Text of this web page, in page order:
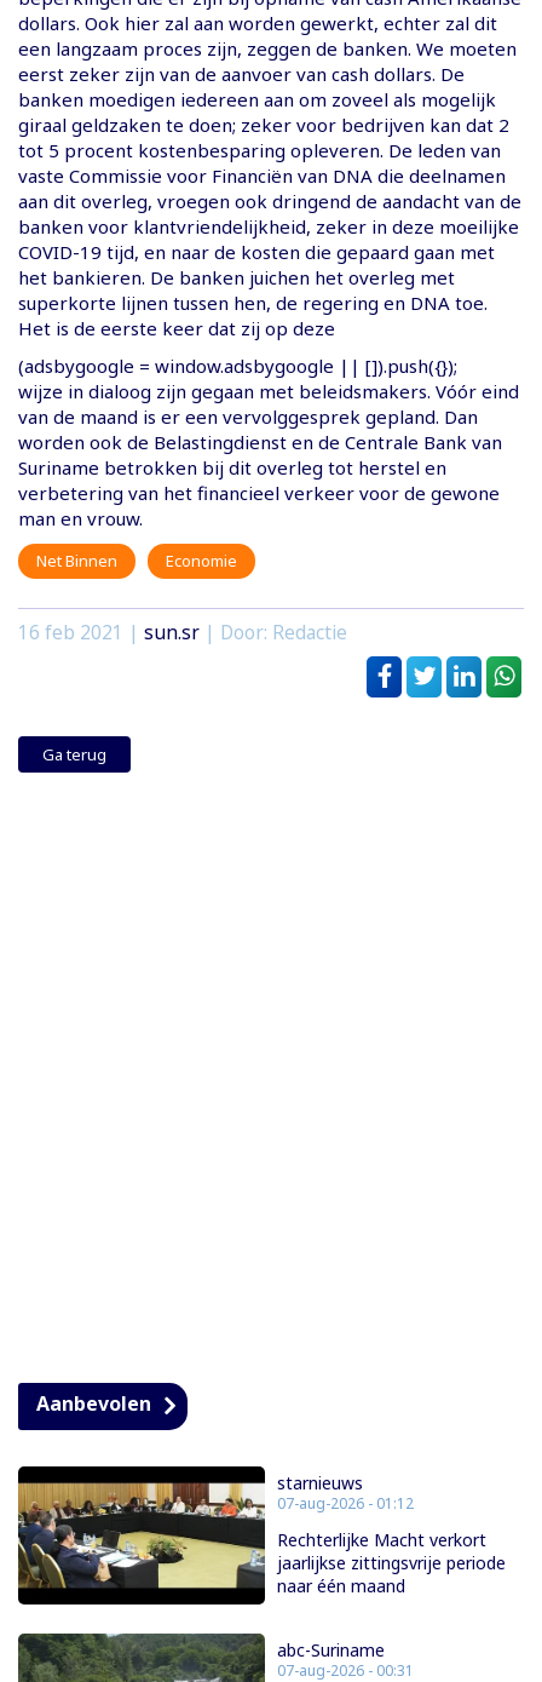
dollars. Ook hier zal aan worden gewerkt, echter zal dit
een langzaam proces zijn, zeggen de banken. We moeten
eerst zeker zijn van de aanvoer van cash dollars. De
banken moedigen iedereen aan om zoveel als mogelijk
giraal geldzaken te doen; zeker voor bedrijven kan dat 2
tot 5 procent kostenbesparing opleveren. De leden van
vaste Commissie voor Financiën van DNA die deelnamen
aan dit overleg, vroegen ook dringend de aandacht van de
banken voor klantvriendelijkheid, zeker in deze moeilijke
COVID-19 tijd, en naar de kosten die gepaard gaan met
het bankieren. De banken juichen het overleg met
superkorte lijnen tussen hen, de regering en DNA toe.
Het is de eerste keer dat zij op deze
(adsbygoogle = window.adsbygoogle || []).push({});
wijze in dialoog zijn gegaan met beleidsmakers. Vóór eind
van de maand is er een vervolggesprek gepland. Dan
worden ook de Belastingdienst en de Centrale Bank van
Suriname betrokken bij dit overleg tot herstel en
verbetering van het financieel verkeer voor de gewone
man en vrouw.
Net Binnen Economie
16 feb 2021 | sun.sr | Door: Redactie
Ga terug
Aanbevolen
starnieuws
07-aug-2026 - 01:12
Rechterlijke Macht verkort
jaarlijkse zittingsvrije periode
naar één maand
abc-Suriname
07-aug-2026 - 00:31